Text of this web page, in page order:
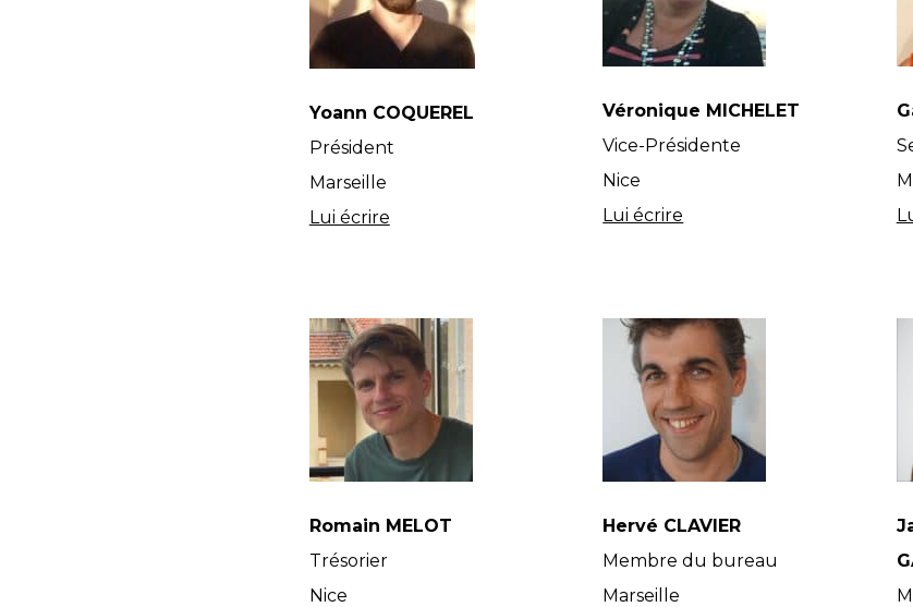
Yoann COQUEREL
Président
Marseille
Lui écrire
Véronique MICHELET
Vice-Présidente
Nice
Lui écrire
Romain MELOT
Trésorier
Nice
Hervé CLAVIER
Membre du bureau
Marseille